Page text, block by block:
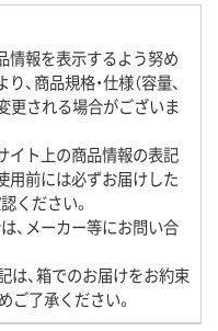
情報を表示するよう努め
、商品規格・仕様（容量、
更される場合がございま
イト上の商品情報の表記
用前には必ずお届けした
ください。
、メーカー等にお問い合
は、箱でのお届けをお約束
ご了承ください。